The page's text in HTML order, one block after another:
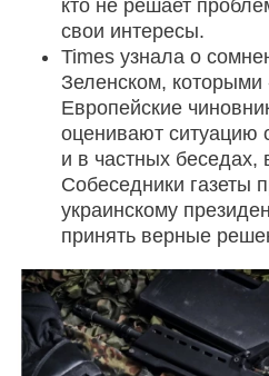
кто не решает
свои интересы.
Times узнала о
Зеленском,
Европейские
оценивают ситуацию
и в частных беседах,
Собеседники газеты
украинскому
принять верные